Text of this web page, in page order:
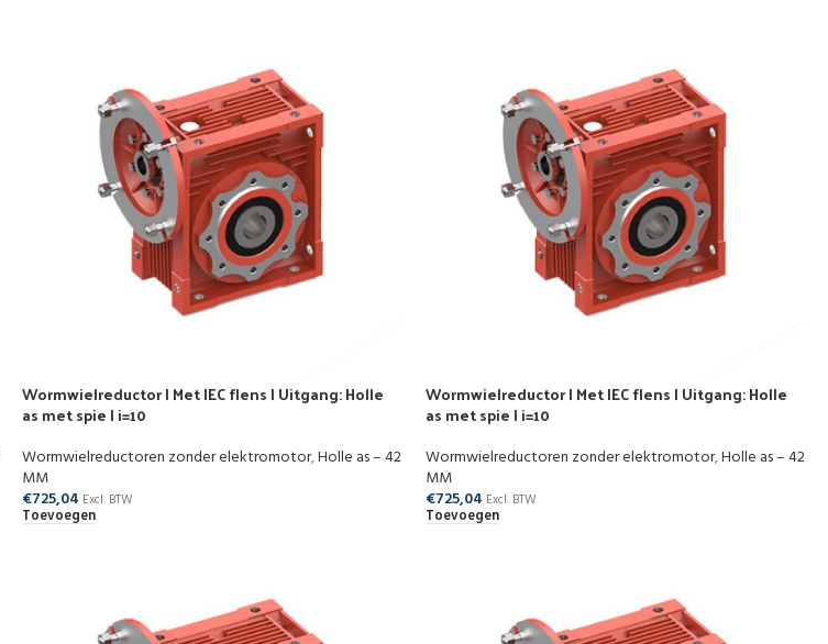
Wormwielreductor | Met IEC flens | Uitgang: Holle
as met spie | i=10
Wormwielreductoren zonder elektromotor,Holle as – 42
MM
€725,04 Excl. BTW
Toevoegen
Wormwielreductor | Met IEC flens | Uitgang: Holle
as met spie | i=10
Wormwielreductoren zonder elektromotor,Holle as – 42
MM
€725,04 Excl. BTW
Toevoegen